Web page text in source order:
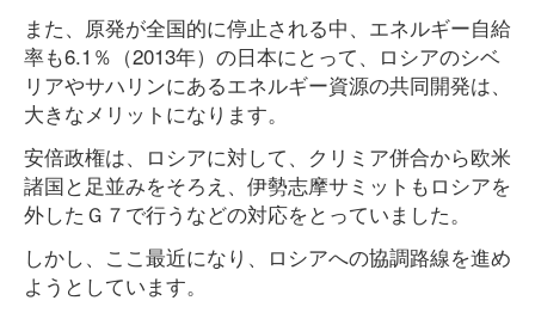
また、原発が全国的に停止される中、エネルギー自給
率も6.1％（2013年）の日本にとって、ロシアのシベ
リアやサハリンにあるエネルギー資源の共同開発は、
大きなメリットになります。
安倍政権は、ロシアに対して、クリミア併合から欧米
諸国と足並みをそろえ、伊勢志摩サミットもロシアを
外したＧ７で行うなどの対応をとっていました。
しかし、ここ最近になり、ロシアへの協調路線を進め
ようとしています。